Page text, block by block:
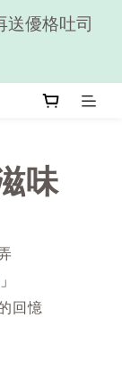
送優格吐司
味
回憶